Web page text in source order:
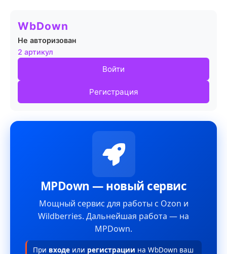
WbDown
Не авторизован
2 артикул
Войти
Регистрация
MPDown — новый сервис
Мощный сервис для работы с Ozon и
Wildberries. Дальнейшая работа — на
MPDown.
При входе или регистрации на WbDown ваш